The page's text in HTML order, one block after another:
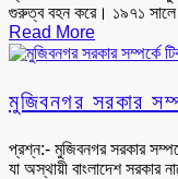
গুরুত্ব বহন করে। ১৯৭১ সালে
Read More
মুজিবনগর সরকার
প্রশ্ন:- মুজিবনগর সরকার
যা অস্থায়ী বাংলাদেশ সরকার